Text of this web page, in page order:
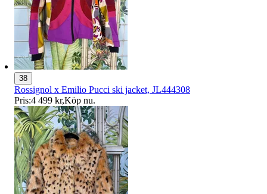
38
Rossignol x Emilio Pucci ski jacket, JL444308
Pris:4 499 kr,Köp nu.